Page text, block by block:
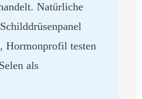
Natürliche
testen
als